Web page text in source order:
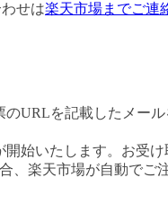
せは楽天市場までご連
URLを記載したメー
始いたします。お受
、楽天市場が自動でご